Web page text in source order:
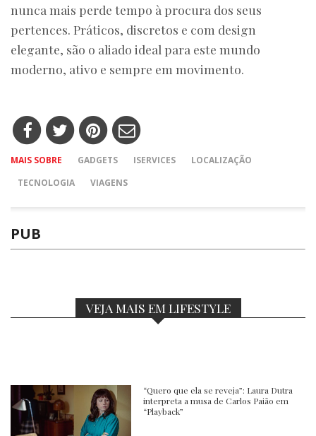
nunca mais perde tempo à procura dos seus
pertences. Práticos, discretos e com design
elegante, são o aliado ideal para este mundo
moderno, ativo e sempre em movimento.
MAIS SOBRE GADGETS ISERVICES
LOCALIZAÇÃO
TECNOLOGIA
VIAGENS
PUB
VEJA MAIS EM LIFESTYLE
“Quero que ela se reveja”: Laura Dutra
interpreta a musa de Carlos Paião em
“Playback”